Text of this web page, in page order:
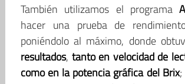
También utilizamos el programa
hacer una prueba de
poniéndolo al máximo, donde
resultados, tanto en velocidad de
como en la potencia gráfica del Brix;